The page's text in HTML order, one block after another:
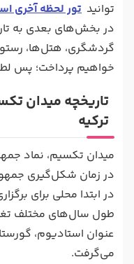
توانید تور لحظه آخری
در بخش‌های بعدی به
گردشگری، هتل‌ها،
خواهیم پرداخت؛ پس
تاریخچه میدان
ترکیه
میدان تکسیم، نماد
در زمان شکل‌گیری
در ابتدا محلی برای
طول سال‌های مختلف
عنوان استادیوم،
می‌گرفت.